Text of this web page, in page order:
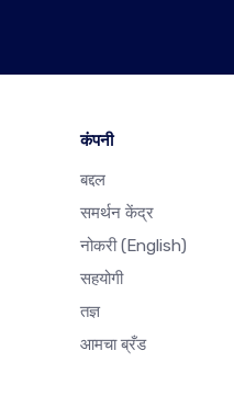
कंपनी
बद्दल
समर्थन केंद्र
नोकरी(English)
सहयोगी
तज्ञ
आमचा ब्रँड